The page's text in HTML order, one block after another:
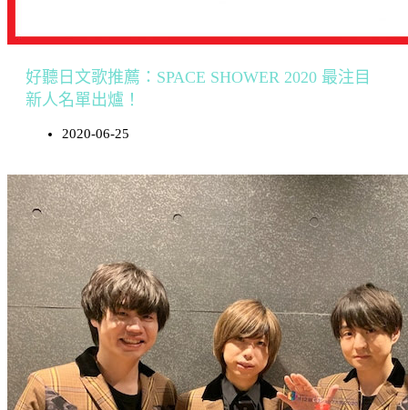
好聽日文歌推薦：SPACE SHOWER 2020 最注目
新人名單出爐！
2020-06-25